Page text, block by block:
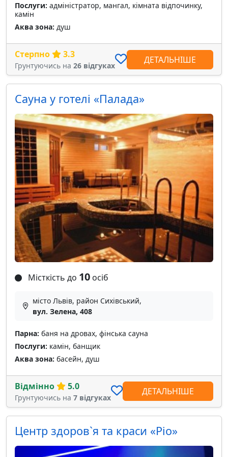
Послуги: адміністратор, мангал, кімната відпочинку,
камін
Аква зона: душ
Стерпно 3.3
Грунтуючись на 26 відгуках
ДЕТАЛЬНІШЕ
Сауна у готелі «Палада»
Місткість до 10 осіб
місто Львів, район Сихівський,
вул. Зелена, 408
Парна: баня на дровах, фінська сауна
Послуги: камін, банщик
Аква зона: басейн, душ
Відмінно 5.0
Грунтуючись на 7 відгуках
ДЕТАЛЬНІШЕ
Центр здоров`я та краси «Ріо»